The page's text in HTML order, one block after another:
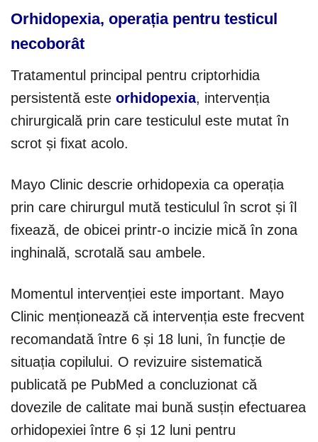
Orhidopexia, operația pentru testicul
necoborât
Tratamentul principal pentru criptorhidia
persistentă este orhidopexia, intervenția
chirurgicală prin care testiculul este mutat în
scrot și fixat acolo.
Mayo Clinic descrie orhidopexia ca operația
prin care chirurgul mută testiculul în scrot și îl
fixează, de obicei printr-o incizie mică în zona
inghinală, scrotală sau ambele.
Momentul intervenției este important. Mayo
Clinic menționează că intervenția este frecvent
recomandată între 6 și 18 luni, în funcție de
situația copilului. O revizuire sistematică
publicată pe PubMed a concluzionat că
dovezile de calitate mai bună susțin efectuarea
orhidopexiei între 6 și 12 luni pentru